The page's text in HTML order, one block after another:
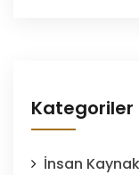
Kategoriler
İnsan